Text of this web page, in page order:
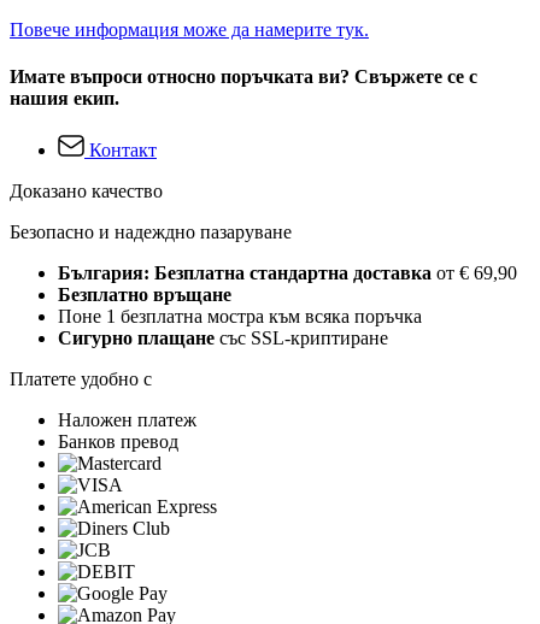
Повече информация може да намерите тук.
Имате въпроси относно поръчката ви? Свържете се с
нашия екип.
Контакт
Доказано качество
Безопасно и надеждно пазаруване
България: Безплатна стандартна доставка от € 69,90
Безплатно връщане
Поне 1 безплатна мостра към всяка поръчка
Сигурно плащане със SSL-криптиране
Платете удобно с
Наложен платеж
Банков превод